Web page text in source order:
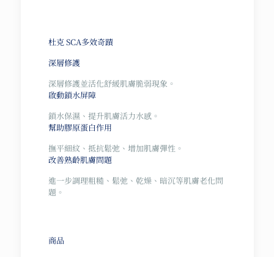
杜克 SCA多效奇蹟
深層修護
深層修護並活化舒緩肌膚脆弱現象。
啟動鎖水屏障
鎖水保濕、提升肌膚活力水感。
幫助膠原蛋白作用
撫平細紋、抵抗鬆弛、增加肌膚彈性。
改善熟齡肌膚問題
進一步調理粗糙、鬆弛、乾燥、暗沉等肌膚老化問
題。
商品